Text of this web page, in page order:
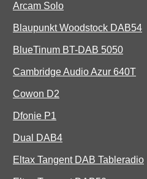
Arcam Solo
Blaupunkt Woodstock DAB54
BlueTinum BT-DAB 5050
Cambridge Audio Azur 640T
Cowon D2
Dfonie P1
Dual DAB4
Eltax Tangent DAB Tableradio